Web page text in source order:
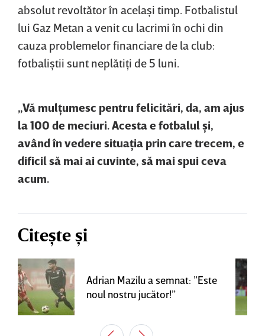
absolut revoltător în acelaşi timp. Fotbalistul
lui Gaz Metan a venit cu lacrimi în ochi din
cauza problemelor financiare de la club:
fotbaliştii sunt neplătiţi de 5 luni.
„Vă mulţumesc pentru felicitări, da, am ajus
la 100 de meciuri. Acesta e fotbalul şi,
având în vedere situaţia prin care trecem, e
dificil să mai ai cuvinte, să mai spui ceva
acum.
Citește și
Adrian Mazilu a semnat: ”Este
noul nostru jucător!”